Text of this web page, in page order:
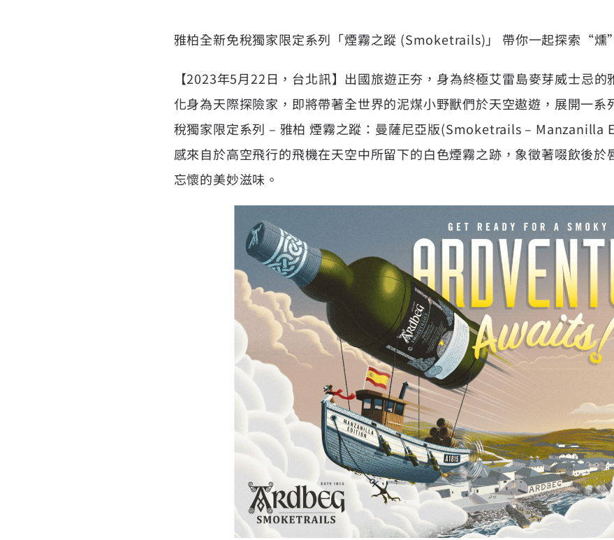
雅柏全新免稅獨家限定系列「煙霧之蹤 (Smoketrails)」 帶你一起探索“燻
【2023年5月22日，台北訊】出國旅遊正夯，身為終極艾雷島麥芽威士忌
化身為天際探險家，即將帶著全世界的泥煤小野獸們於天空遨遊，展開一系
稅獨家限定系列 – 雅柏 煙霧之蹤：曼薩尼亞版(Smoketrails – Manzanilla
感來自於高空飛行的飛機在天空中所留下的白色煙霧之跡，象徵著啜飲後於
忘懷的美妙滋味。